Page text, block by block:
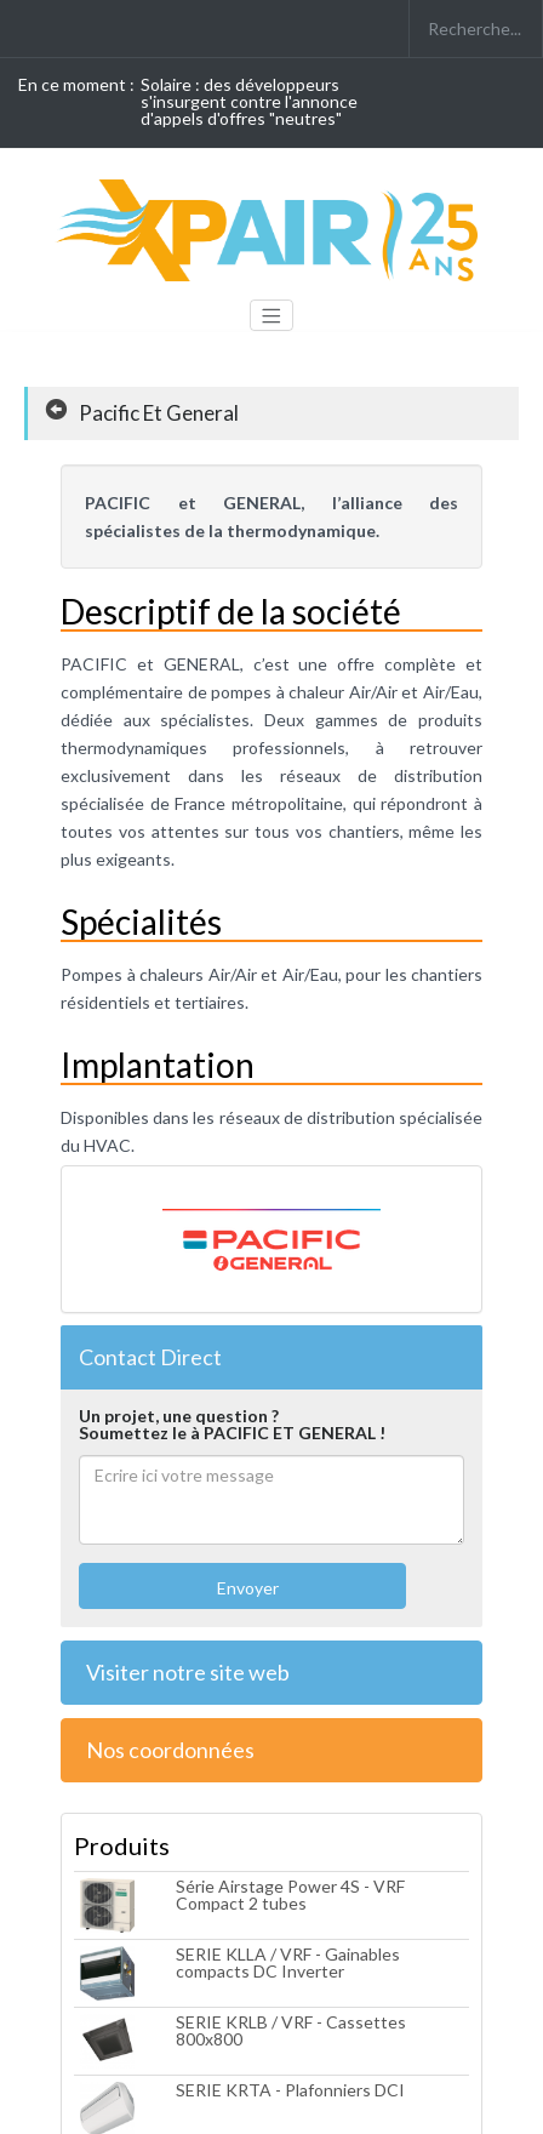
En ce moment : Solaire : des développeurs
s'insurgent contre l'annonce
d'appels d'offres "neutres"
Pacific Et General
PACIFIC et GENERAL, l’alliance des
spécialistes de la thermodynamique.
Descriptif de la société
PACIFIC et GENERAL, c’est une offre complète et
complémentaire de pompes à chaleur Air/Air et Air/Eau,
dédiée aux spécialistes. Deux gammes de produits
thermodynamiques professionnels, à retrouver
exclusivement dans les réseaux de distribution
spécialisée de France métropolitaine, qui répondront à
toutes vos attentes sur tous vos chantiers, même les
plus exigeants.
Spécialités
Pompes à chaleurs Air/Air et Air/Eau, pour les chantiers
résidentiels et tertiaires.
Implantation
Disponibles dans les réseaux de distribution spécialisée
du HVAC.
Contact Direct
Un projet, une question ?
Soumettez le à PACIFIC ET GENERAL !
Envoyer
Visiter notre site web
Nos coordonnées
Produits
Série Airstage Power 4S - VRF
Compact 2 tubes
SERIE KLLA / VRF - Gainables
compacts DC Inverter
SERIE KRLB / VRF - Cassettes
800x800
SERIE KRTA - Plafonniers DCI